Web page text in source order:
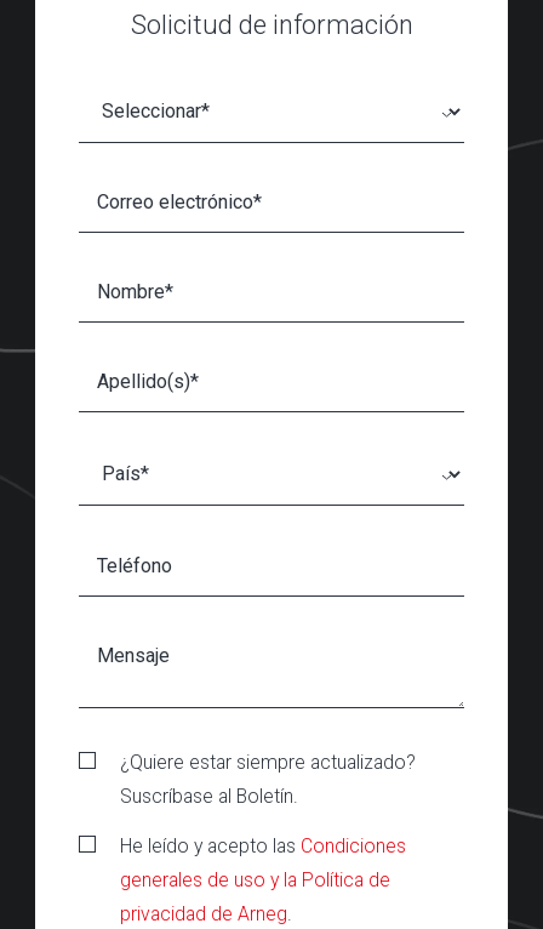
Solicitud de información
¿Quiere estar siempre actualizado?
Suscríbase al Boletín.
He leído y acepto las Condiciones
generales de uso y la Política de
privacidad de Arneg